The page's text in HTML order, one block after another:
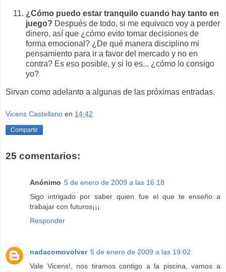
¿Cómo puedo estar tranquilo cuando hay tanto en
juego? Después de todo, si me equivoco voy a perder
dinero, así que ¿cómo evito tomar decisiones de
forma emocional? ¿De qué manera disciplino mi
pensamiento para ir a favor del mercado y no en
contra? Es eso posible, y si lo es... ¿cómo lo consigo
yo?
Sirvan como adelanto a algunas de las próximas entradas.
Vicens Castellano en 14:42
Compartir
25 comentarios:
Anónimo 5 de enero de 2009 a las 16:18
Sigo intrigado por saber quien fue el que te enseño a
trabajar con futuros¡¡¡
Responder
nadacomovolver 5 de enero de 2009 a las 19:02
Vale Vicens!, nos tiramos contigo a la piscina, vamos a